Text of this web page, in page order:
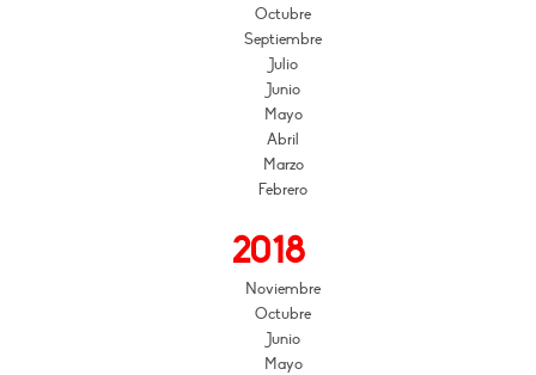
Octubre
Septiembre
Julio
Junio
Mayo
Abril
Marzo
Febrero
2018
Noviembre
Octubre
Junio
Mayo